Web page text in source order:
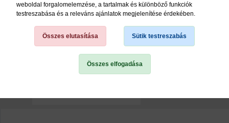
weboldal forgalomelemzése, a tartalmak és különböző funkciók
testreszabása és a releváns ajánlatok megjelenítése érdekében.
Összes elutasítása Sütik testreszabás
Összes elfogadása
perma STAR LC egység
(Lubricant Cartridge)